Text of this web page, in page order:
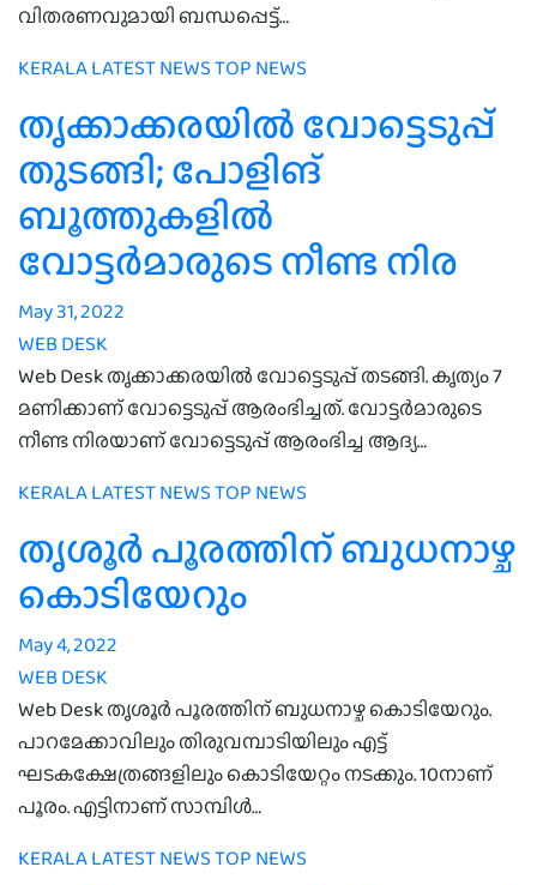
വിതരണവുമായി ബന്ധപ്പെട്ട്…
KERALALATEST NEWSTOP NEWS
തൃക്കാക്കരയില്‍ വോട്ടെടുപ്പ്
തുടങ്ങി; പോളിങ്
ബൂത്തുകളില്‍
വോട്ടര്‍മാരുടെ നീണ്ട നിര
May 31, 2022
WEB DESK
Web Desk തൃക്കാക്കരയില്‍ വോട്ടെടുപ്പ് തടങ്ങി. കൃത്യം 7
മണിക്കാണ് വോട്ടെടുപ്പ് ആരംഭിച്ചത്. വോട്ടര്‍മാരുടെ
നീണ്ട നിരയാണ് വോട്ടെടുപ്പ് ആരംഭിച്ച ആദ്യ…
KERALALATEST NEWSTOP NEWS
തൃശൂർ പൂരത്തിന് ബുധനാഴ്ച
കൊടിയേറും
May 4, 2022
WEB DESK
Web Desk തൃശൂർ പൂരത്തിന് ബുധനാഴ്ച കൊടിയേറും.
പാറമേക്കാവിലും തിരുവമ്പാടിയിലും എട്ട്
ഘടകക്ഷേത്രങ്ങളിലും കൊടിയേറ്റം നടക്കും. 10നാണ്
പൂരം. എട്ടിനാണ് സാമ്പിൾ…
KERALALATEST NEWSTOP NEWS